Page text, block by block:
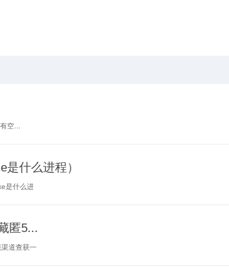
空...
什么进程）
是什么进
匿5...
道查获一